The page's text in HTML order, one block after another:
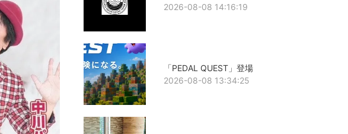
2026-08-08 14:16:19
「PEDAL QUEST」登場
2026-08-08 13:34:25